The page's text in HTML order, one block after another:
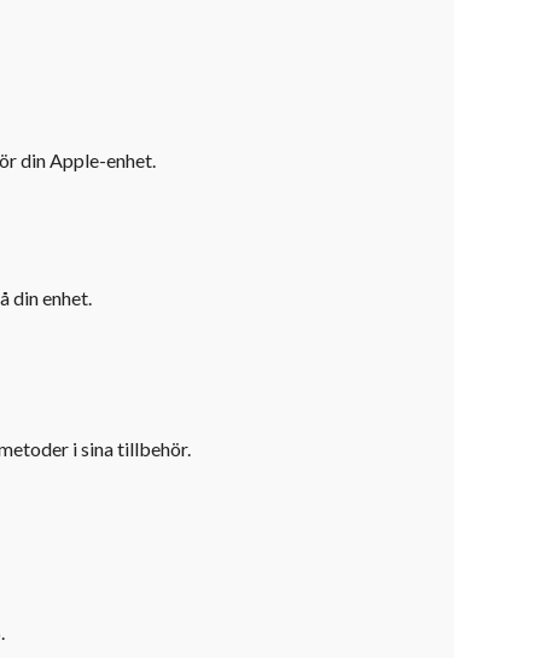
din Apple-enhet.
din enhet.
i sina tillbehör.